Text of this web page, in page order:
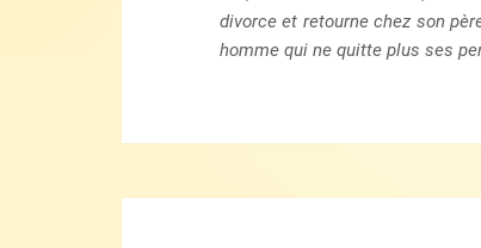
divorce et retourne chez son
homme qui ne quitte plus ses